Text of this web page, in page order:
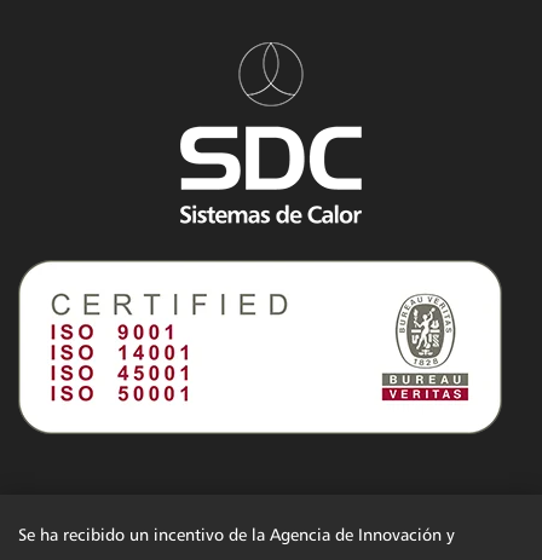
Se ha recibido un incentivo de la Agencia de Innovación y